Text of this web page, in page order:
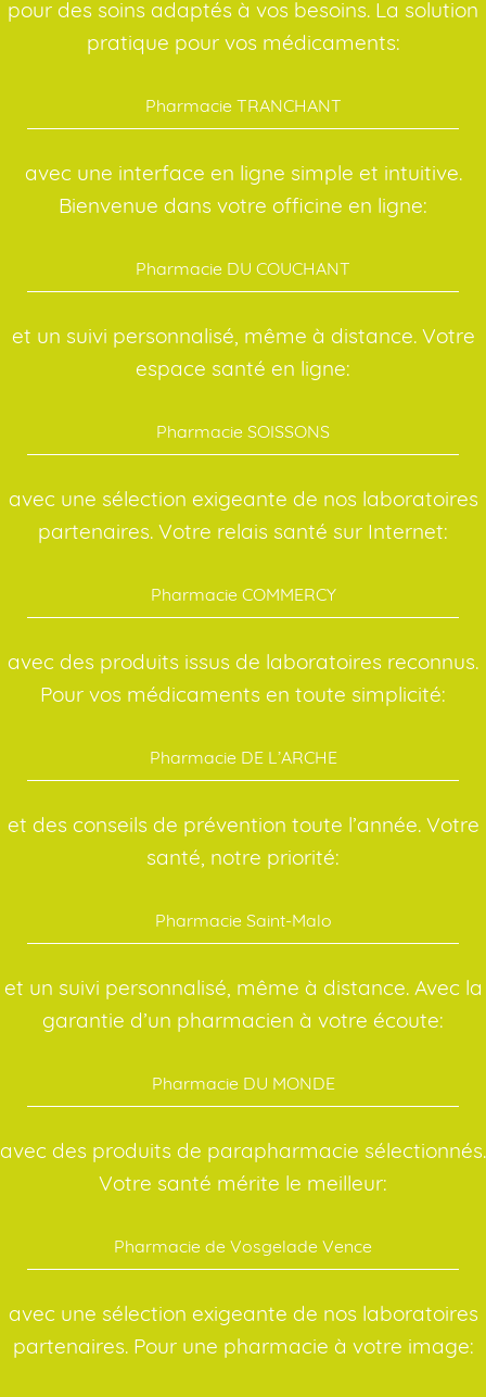
pour des soins adaptés à vos besoins. La solution
pratique pour vos médicaments:
Pharmacie TRANCHANT
avec une interface en ligne simple et intuitive.
Bienvenue dans votre officine en ligne:
Pharmacie DU COUCHANT
et un suivi personnalisé, même à distance. Votre
espace santé en ligne:
Pharmacie SOISSONS
avec une sélection exigeante de nos laboratoires
partenaires. Votre relais santé sur Internet:
Pharmacie COMMERCY
avec des produits issus de laboratoires reconnus.
Pour vos médicaments en toute simplicité:
Pharmacie DE L’ARCHE
et des conseils de prévention toute l’année. Votre
santé, notre priorité:
Pharmacie Saint-Malo
et un suivi personnalisé, même à distance. Avec la
garantie d’un pharmacien à votre écoute:
Pharmacie DU MONDE
avec des produits de parapharmacie sélectionnés.
Votre santé mérite le meilleur:
Pharmacie de Vosgelade Vence
avec une sélection exigeante de nos laboratoires
partenaires. Pour une pharmacie à votre image: